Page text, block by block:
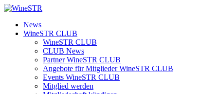
Zum
springen
WineSTR
News
WineSTR CLUB
WineSTR CLUB
CLUB News
Partner WineSTR CLUB
Angebote für Mitglieder WineSTR CLUB
Events WineSTR CLUB
Mitglied werden